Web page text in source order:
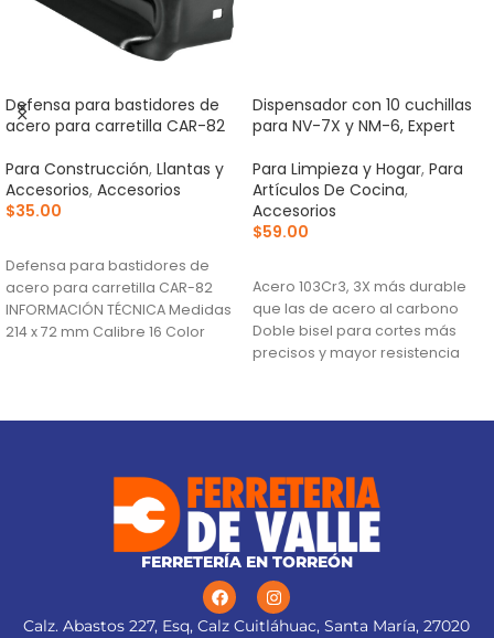
Defensa para bastidores de
acero para carretilla CAR-82
Para Construcción, Llantas y
Accesorios, Accesorios
$35.00
Defensa para bastidores de
acero para carretilla CAR-82
INFORMACIÓN TÉCNICA Medidas
214 x 72 mm Calibre 16 Color
Dispensador con 10 cuchillas
para NV-7X y NM-6, Expert
Para Limpieza y Hogar, Para
Artículos De Cocina,
Accesorios
$59.00
Acero 103Cr3, 3X más durable
que las de acero al carbono
Doble bisel para cortes más
precisos y mayor resistencia
FERRETERÍA EN TORREÓN
Calz. Abastos 227, Esq, Calz Cuitláhuac, Santa María, 27020